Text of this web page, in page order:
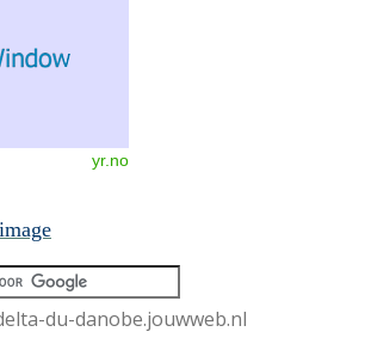
yr.no
du-danobe.jouwweb.nl